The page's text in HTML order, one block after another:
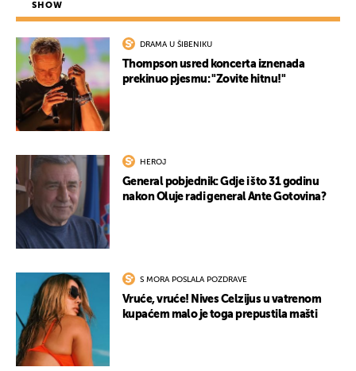
SHOW
DRAMA U ŠIBENIKU
Thompson usred koncerta iznenada
prekinuo pjesmu: "Zovite hitnu!"
HEROJ
General pobjednik: Gdje i što 31 godinu
nakon Oluje radi general Ante Gotovina?
S MORA POSLALA POZDRAVE
Vruće, vruće! Nives Celzijus u vatrenom
kupaćem malo je toga prepustila mašti